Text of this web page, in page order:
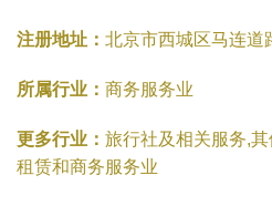
注册地址： 北京市西城区马连道
所属行业： 商务服务业
更多行业： 旅行社及相关服务,
租赁和商务服务业